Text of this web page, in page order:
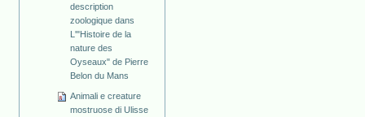
description
zoologique dans
L'"Histoire de la
nature des
Oyseaux" de Pierre
Belon du Mans
Animali e creature
mostruose di Ulisse